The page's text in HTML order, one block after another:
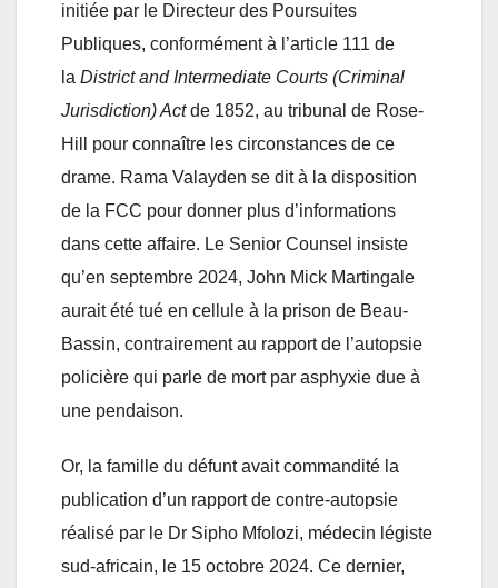
initiée par le Directeur des Poursuites
Publiques, conformément à l’article 111 de
la District and Intermediate Courts (Criminal
Jurisdiction) Actde 1852, au tribunal de Rose-
Hill pour connaître les circonstances de ce
drame. Rama Valayden se dit à la disposition
de la FCC pour donner plus d’informations
dans cette affaire. Le Senior Counsel insiste
qu’en septembre 2024, John Mick Martingale
aurait été tué en cellule à la prison de Beau-
Bassin, contrairement au rapport de l’autopsie
policière qui parle de mort par asphyxie due à
une pendaison.
Or, la famille du défunt avait commandité la
publication d’un rapport de contre-autopsie
réalisé par le Dr Sipho Mfolozi, médecin légiste
sud-africain, le 15 octobre 2024. Ce dernier,